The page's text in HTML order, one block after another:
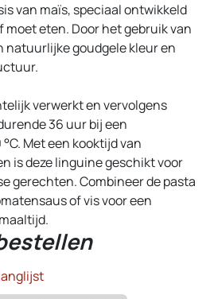
van maïs, speciaal ontwikkeld
eten. Door het gebruik van
natuurlijke goudgele kleur en
verwerkt en vervolgens
36 uur bij een
Met een kooktijd van
is deze linguine geschikt voor
gerechten. Combineer de pasta
of vis voor een